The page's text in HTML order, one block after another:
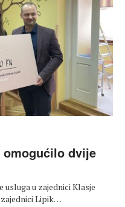
omogućilo dvije
u zajednici Klasje
zajednici Lipik…